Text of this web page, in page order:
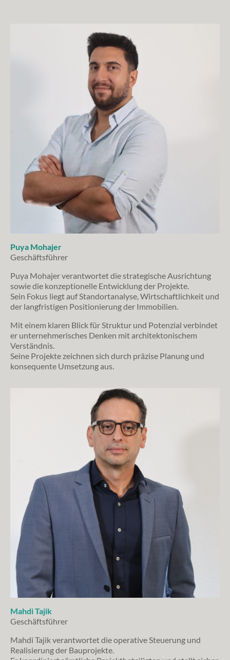
Puya Mohajer
Geschäftsführer
Puya Mohajer verantwortet die strategische Ausrichtung
sowie die konzeptionelle Entwicklung der Projekte.
Sein Fokus liegt auf Standortanalyse, Wirtschaftlichkeit und
der langfristigen Positionierung der Immobilien.
Mit einem klaren Blick für Struktur und Potenzial verbindet
er unternehmerisches Denken mit architektonischem
Verständnis.
Seine Projekte zeichnen sich durch präzise Planung und
konsequente Umsetzung aus.
Mahdi Tajik
Geschäftsführer
Mahdi Tajik verantwortet die operative Steuerung und
Realisierung der Bauprojekte.